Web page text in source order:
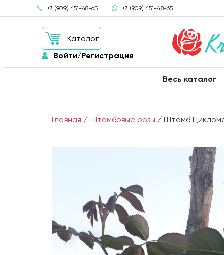
+7 (909) 451-48-65 +7 (909) 451-48-65
Каталог
Войти/Регистрация
Весь каталог
Главная / Штамбовые розы / Штамб